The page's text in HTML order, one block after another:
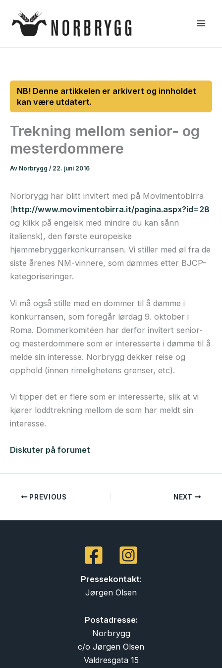
rett
Trekning mellom senior- og
mesterdommere
Av Norbrygg / 22. juni 2016
Norbrygg har blitt invitert med på Movimentobirra
(http://www.movimentobirra.it/pagina.aspx?id=28
og klikk på engelsk med mindre du kan sånn
italiensk), den første europeiske
hjemmebryggerkonkurransen. Vi stiller med øl fra de
siste årenes NM-vinnere, som dømmes etter BJCP-
kategoriseringer.
Vi må også stille med en dommer til å dømme i
konkurransen, som foregår lørdag 9. oktober i
Roma. Dommerkomitéen har derfor invitert senior-
og mesterdommere som er interesserte i dømme til å
melde sin interesse. Norbrygg dekker reise og
opphold (innen rimelighetens grenser, etc).
Vi tipper det er flere som er interesserte, slik at vi
kjører loddtrekning mellom de som har meldt sin
interesse.
Diskuter på forumet
PREVIOUS NEXT
Pressekontakt:
Jørgen Olsen
Postadresse:
Norbrygg
c/o Jørgen Olsen
Valdresgata 15